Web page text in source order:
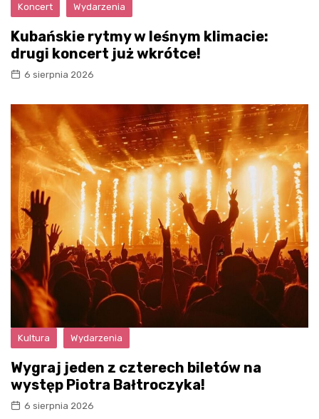
Koncert Wydarzenia
Kubańskie rytmy w leśnym klimacie:
drugi koncert już wkrótce!
6 sierpnia 2026
Kultura Wydarzenia
Wygraj jeden z czterech biletów na
występ Piotra Bałtroczyka!
6 sierpnia 2026